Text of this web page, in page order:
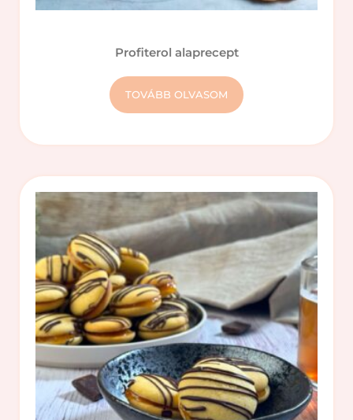
Profiterol alaprecept
TOVÁBB OLVASOM